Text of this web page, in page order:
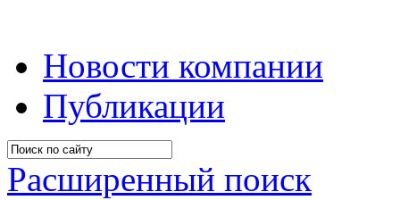
Новости компании
Публикации
Расширенный поиск